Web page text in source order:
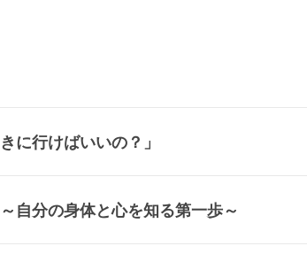
に行けばいいの？」
自分の身体と心を知る第一歩～